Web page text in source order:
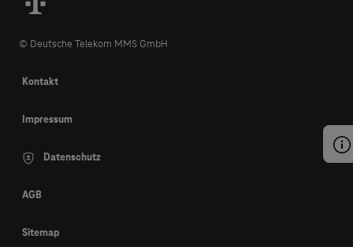
© Deutsche Telekom MMS GmbH
Kontakt
Impressum
Datenschutz
AGB
Sitemap